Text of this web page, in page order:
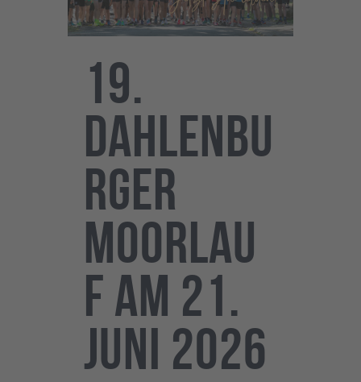
Impressum
Datenschutz
19.
Dahlenbu
rger
Moorlau
f am 21.
Juni 2026